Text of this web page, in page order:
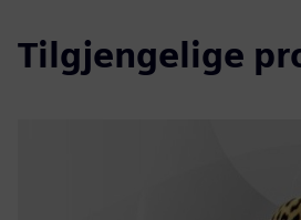
Tilgjengelige